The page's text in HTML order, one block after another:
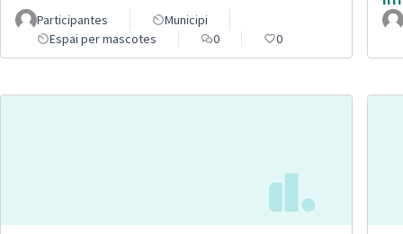
Participantes
Municipi
Espai per mascotes
0 0